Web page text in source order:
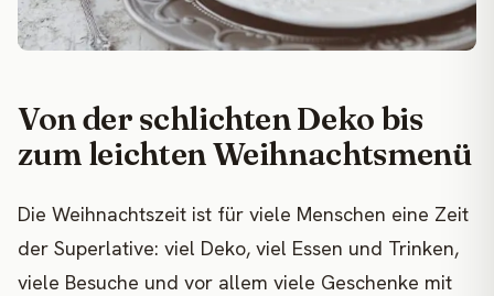
Von der schlichten Deko bis
zum leichten Weihnachtsmenü
Die Weihnachtszeit ist für viele Menschen eine Zeit
der Superlative: viel Deko, viel Essen und Trinken,
viele Besuche und vor allem viele Geschenke mit